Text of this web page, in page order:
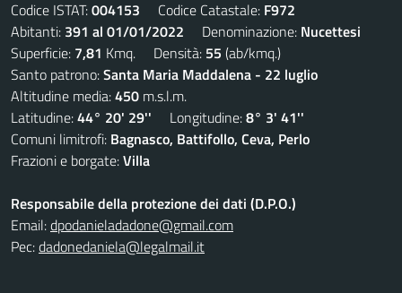
Codice ISTAT:004153 Codice Catastale: F972
Abitanti: 391 al 01/01/2022 Denominazione: Nucettesi
Superficie: 7,81 Kmq. Densità: 55 (ab/kmq.)
Santo patrono:Santa Maria Maddalena - 22 luglio
Altitudine media:450 m.s.l.m.
Latitudine:44° 20' 29'' Longitudine:8° 3' 41''
Comuni limitrofi: Bagnasco, Battifollo, Ceva, Perlo
Frazioni e borgate:Villa
Responsabile della protezione dei dati (D.P.O.)
Email:dpodanieladadone@gmail.com
Pec:dadonedaniela@legalmail.it